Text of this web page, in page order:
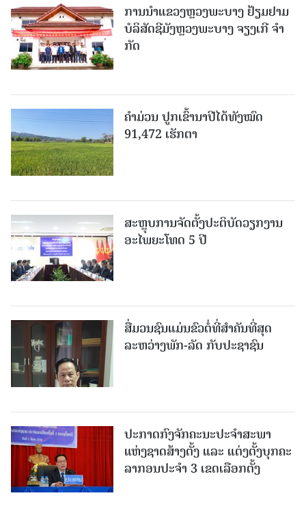
ການນຳແຂວງຫຼວງພະບາງ ຢ້ຽມ​ຢາມ
ບໍ​ລິ​ສັດຊີມັງຫຼວງພະບາງ ຈຽງເກີ ຈໍາ
ກັດ
ຄໍາມ່ວນ ປູກເຂົ້ານາປີໄດ້ທັງໝົດ
91,472 ເຮັກຕາ
ສະຫຼຸບການຈັດຕັ້ງປະຕິບັດວຽກງານ
ອະໄພຍະໂທດ 5 ປີ
ສື່ມວນຊົນແມ່ນຂົວຕໍ່ທີ່ສໍາຄັນທີ່ສຸດ
ລະຫວ່າງພັກ-ລັດ ກັບປະຊາຊົນ
ປະກາດກົງຈັກຄະນະປະຈໍາສະພາ
ແຫ່ງຊາດສ້າງຕັ້ງ ແລະ ແຕ່ງຕັ້ງບຸກຄະ
ລາກອນປະຈໍາ 3 ເຂດເລືອກຕັ້ງ